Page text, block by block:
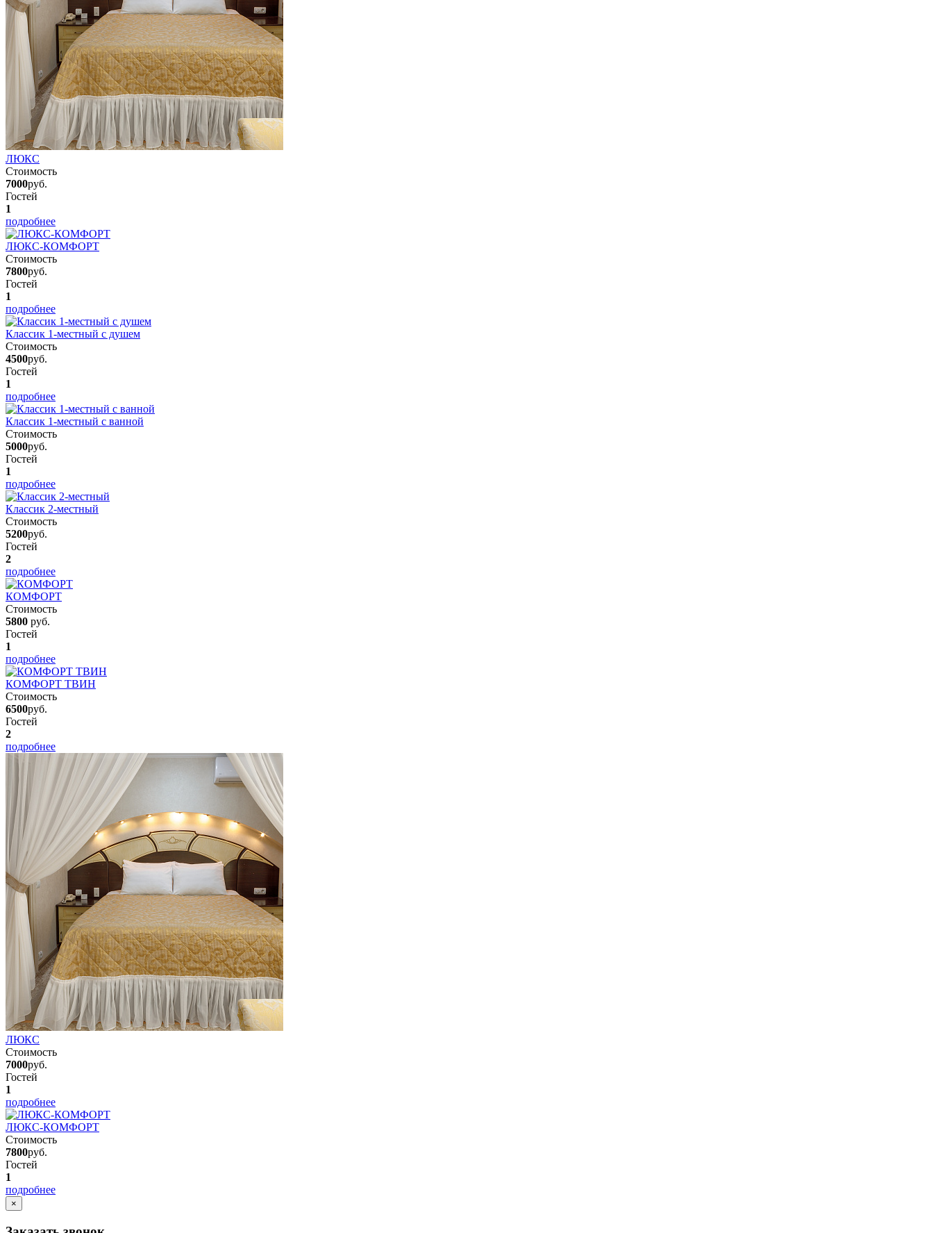
ЛЮКС
Стоимость
7000руб.
Гостей
1
подробнее
ЛЮКС-КОМФОРТ
Стоимость
7800руб.
Гостей
1
подробнее
Классик 1-местный с душем
Стоимость
4500руб.
Гостей
1
подробнее
Классик 1-местный с ванной
Стоимость
5000руб.
Гостей
1
подробнее
Классик 2-местный
Стоимость
5200руб.
Гостей
2
подробнее
КОМФОРТ
Стоимость
5800 руб.
Гостей
1
подробнее
КОМФОРТ ТВИН
Стоимость
6500руб.
Гостей
2
подробнее
ЛЮКС
Стоимость
7000руб.
Гостей
1
подробнее
ЛЮКС-КОМФОРТ
Стоимость
7800руб.
Гостей
1
подробнее
×